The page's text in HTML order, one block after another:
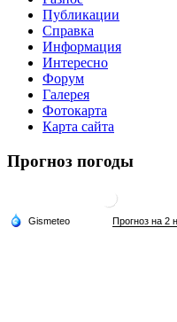
Публикации
Справка
Информация
Интересно
Форум
Галерея
Фотокарта
Карта сайта
Прогноз погоды